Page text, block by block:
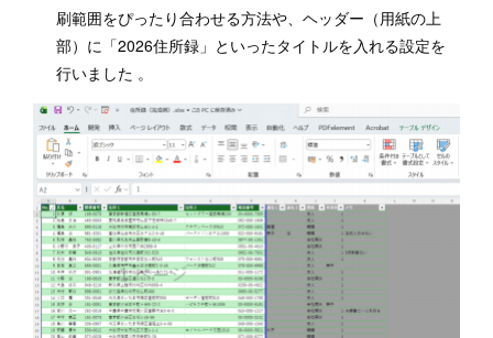
刷範囲をぴったり合わせる方法や、ヘッダー（用紙の上
部）に「2026住所録」といったタイトルを入れる設定を
行いました 。